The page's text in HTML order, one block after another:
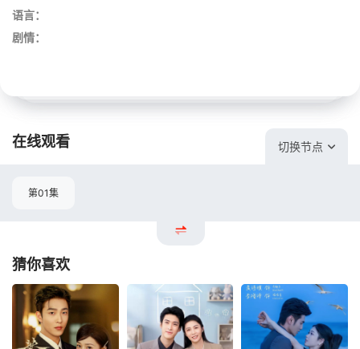
语言：
剧情：
在线观看 切换节点
第01集
猜你喜欢